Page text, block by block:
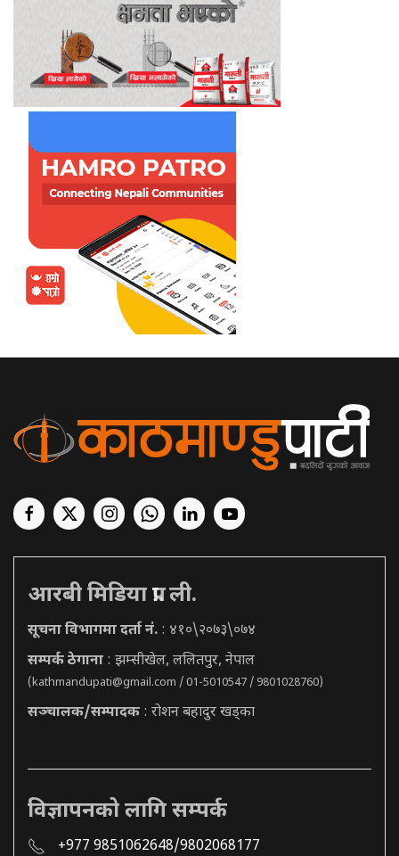
आरबी मिडिया प्रा. ली.
सूचना विभागमा दर्ता नं. : ४१०\२०७३\०७४
सम्पर्क ठेगाना : झम्सीखेल, ललितपुर, नेपाल
(kathmandupati@gmail.com / 01-5010547 / 9801028760)
सञ्चालक/सम्पादक : रोशन बहादुर खड्का
विज्ञापनको लागि सम्पर्क
+977 9851062648/9802068177